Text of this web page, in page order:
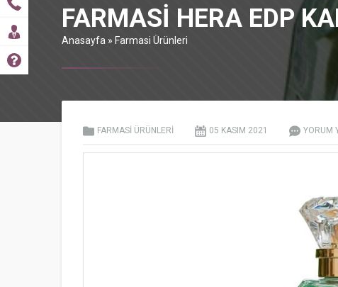
FARMASI HERA EDP
Anasayfa » Farmasi Ürünleri
FARMASI ÜRÜNLERI 05 KASIM 2021 YORUM